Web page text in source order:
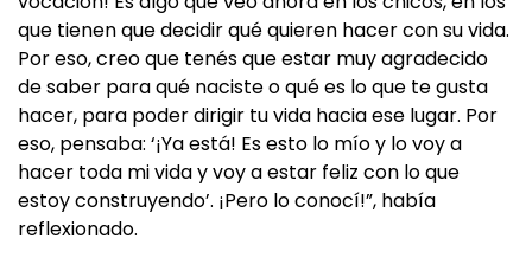
que tienen que decidir qué quieren hacer con su vida.
Por eso, creo que tenés que estar muy agradecido
de saber para qué naciste o qué es lo que te gusta
hacer, para poder dirigir tu vida hacia ese lugar. Por
eso, pensaba: ‘¡Ya está! Es esto lo mío y lo voy a
hacer toda mi vida y voy a estar feliz con lo que
estoy construyendo’. ¡Pero lo conocí!”, había
reflexionado.